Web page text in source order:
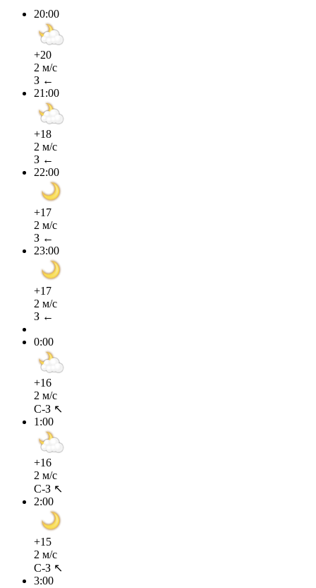
20:00
+20
2 м/с
З ←
21:00
+18
2 м/с
З ←
22:00
+17
2 м/с
З ←
23:00
+17
2 м/с
З ←
0:00
+16
2 м/с
С-З ↖
1:00
+16
2 м/с
С-З ↖
2:00
+15
2 м/с
С-З ↖
3:00